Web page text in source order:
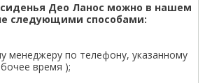
Део Ланос можно в нашем
следующими способами:
менеджеру по телефону, указанному
время );